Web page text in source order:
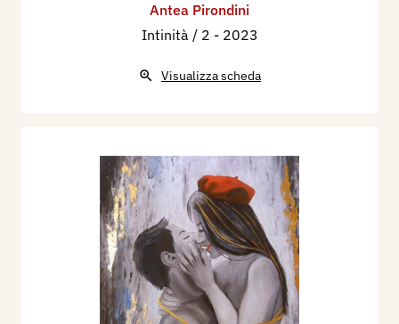
Antea Pirondini
Intinità / 2 - 2023
Visualizza scheda